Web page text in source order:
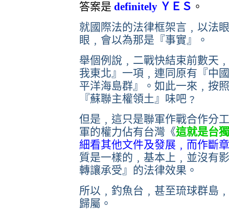
答案是 definitely ＹＥＳ 。
就國際法的法律框架言﹐以法
眼﹐會以為那是『事實』。
舉個例說﹐二戰快結束前數天
我東北』一項﹐連同原有『中
平洋海島群』。 如此一來﹐按
『蘇聯主權領土』味吧﹖
但是﹐這只是聯軍作戰合作分
軍的權力佔有台灣《這就是台
細看其他文件及發展﹐而作斷
質是一樣的﹐基本上﹐並沒有
轉讓承受』的法律效果。
所以﹐釣魚台﹐ 甚至琉球群島﹐
歸屬。